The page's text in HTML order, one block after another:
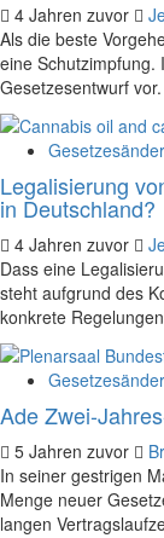
4 Jahren zuvor
Als die beste
eine Schutzimpfung.
Gesetzesentwurf
Legalisierung
in Deutschland?
4 Jahren zuvor
Dass eine
steht aufgrund des
konkrete
Ade Zwei-
5 Jahren zuvor
In seiner gestrigen
Menge neuer
langen